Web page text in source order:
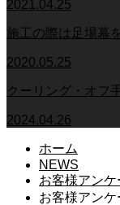
2021.04.25
施工の際は足場幕
2020.05.25
クーリング・オフ
2024.04.26
ホーム
NEWS
お客様アンケ
お客様アンケ